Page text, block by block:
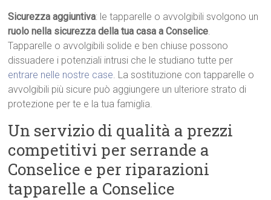
Sicurezza aggiuntiva: le tapparelle o avvolgibili svolgono un
ruolo nella sicurezza della tua casa a Conselice.
Tapparelle o avvolgibili solide e ben chiuse possono
dissuadere i potenziali intrusi che le studiano tutte per
entrare nelle nostre case. La sostituzione con tapparelle o
avvolgibili più sicure può aggiungere un ulteriore strato di
protezione per te e la tua famiglia.
Un servizio di qualità a prezzi
competitivi per serrande a
Conselice e per riparazioni
tapparelle a Conselice